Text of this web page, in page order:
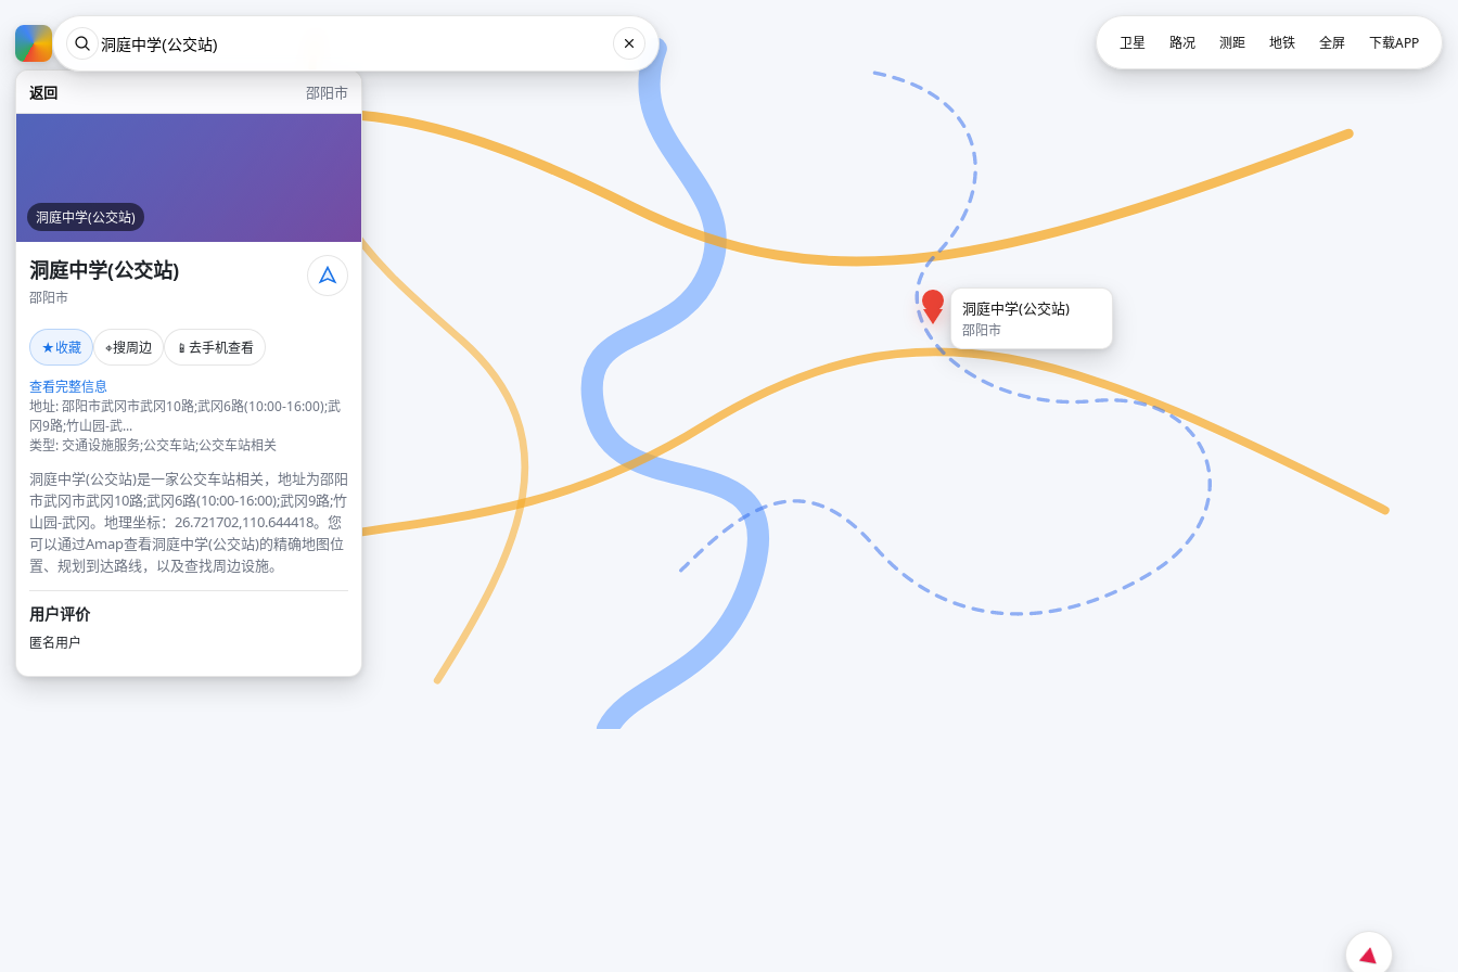
返回 邵阳市
洞庭中学(公交站)
洞庭中学(公交站)
邵阳市
★收藏 ⌖搜周边 📱 去手机查看
查看完整信息
地址: 邵阳市武冈市武冈10路;武冈6路(10:00-16:00);武
冈9路;竹山园-武...
类型: 交通设施服务;公交车站;公交车站相关
洞庭中学(公交站)是一家公交车站相关，地址为邵阳
市武冈市武冈10路;武冈6路(10:00-16:00);武冈9路;竹
山园-武冈。地理坐标：26.721702,110.644418。您
可以通过Amap查看洞庭中学(公交站)的精确地图位
置、规划到达路线，以及查找周边设施。
用户评价
匿名用户
洞庭中学(公交站)
邵阳市
卫星 路况 测距 地铁 全屏 下载APP